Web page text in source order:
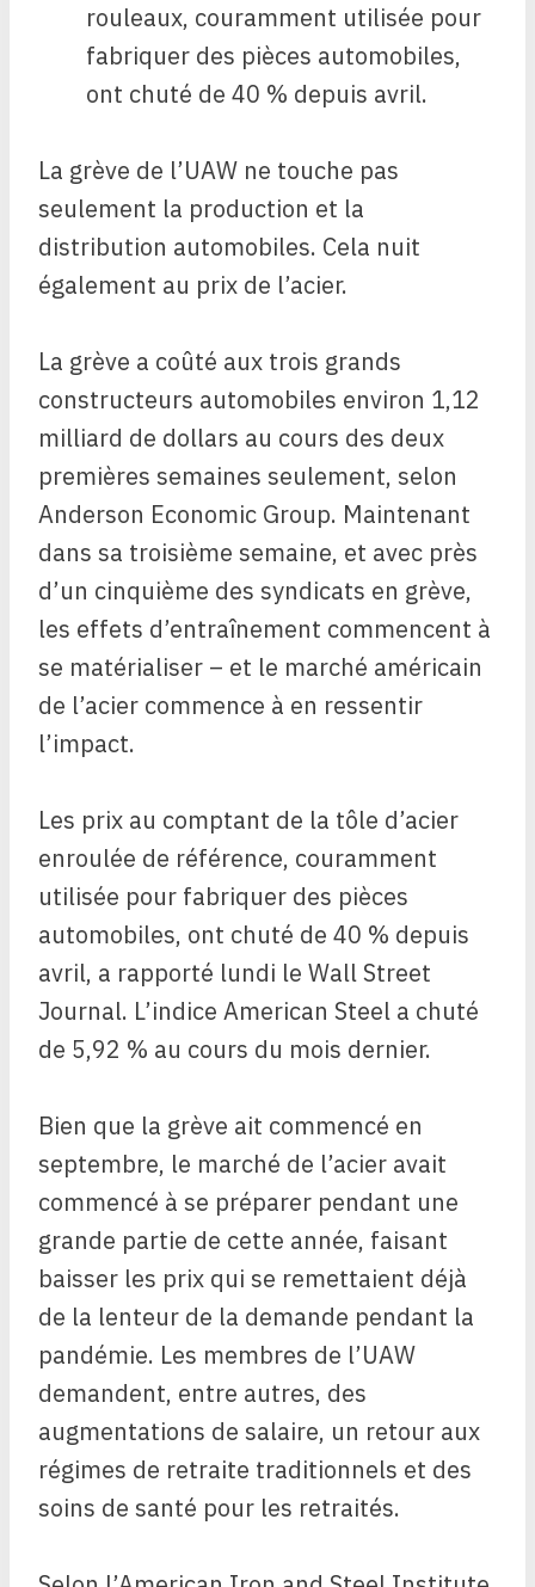
rouleaux, couramment utilisée pour
fabriquer des pièces automobiles,
ont chuté de 40 % depuis avril.
La grève de l’UAW ne touche pas
seulement la production et la
distribution automobiles. Cela nuit
également au prix de l’acier.
La grève a coûté aux trois grands
constructeurs automobiles environ 1,12
milliard de dollars au cours des deux
premières semaines seulement, selon
Anderson Economic Group. Maintenant
dans sa troisième semaine, et avec près
d’un cinquième des syndicats en grève,
les effets d’entraînement commencent à
se matérialiser – et le marché américain
de l’acier commence à en ressentir
l’impact.
Les prix au comptant de la tôle d’acier
enroulée de référence, couramment
utilisée pour fabriquer des pièces
automobiles, ont chuté de 40 % depuis
avril, a rapporté lundi le Wall Street
Journal. L’indice American Steel a chuté
de 5,92 % au cours du mois dernier.
Bien que la grève ait commencé en
septembre, le marché de l’acier avait
commencé à se préparer pendant une
grande partie de cette année, faisant
baisser les prix qui se remettaient déjà
de la lenteur de la demande pendant la
pandémie. Les membres de l’UAW
demandent, entre autres, des
augmentations de salaire, un retour aux
régimes de retraite traditionnels et des
soins de santé pour les retraités.